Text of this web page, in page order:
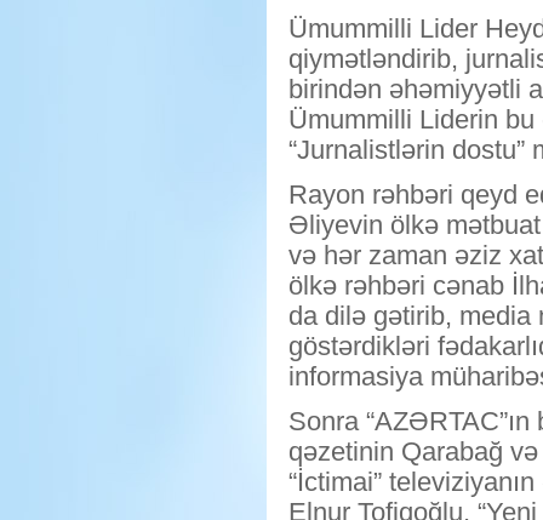
Ümummilli Lider
qiymətləndirib,
birindən əhəmiyyətli
Ümummilli Liderin bu
“Jurnalistlərin dostu”
Rayon rəhbəri qeyd
Əliyevin ölkə
və hər zaman əziz
ölkə rəhbəri cənab
da dilə gətirib, media
göstərdikləri
informasiya
Sonra
qəzetinin Qarabağ
“İctimai”
Elnur Tofiqoğlu,